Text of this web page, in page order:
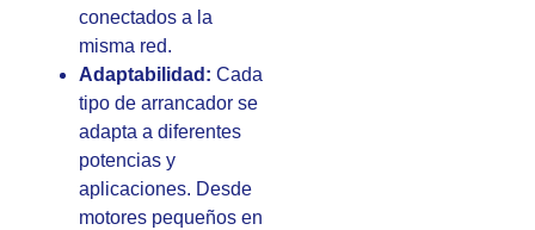
conectados a la
misma red.
Adaptabilidad: Cada
tipo de arrancador se
adapta a diferentes
potencias y
aplicaciones. Desde
motores pequeños en